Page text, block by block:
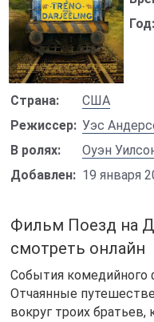
Год:
Страна:
США
Режиссер: Уэс
В ролях:
Оуэн
Добавлен: 19 января
Фильм Поезд на
смотреть онлайн
События комедийного
Отчаянные
вокруг троих